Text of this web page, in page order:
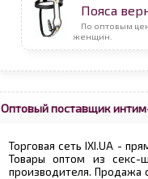
Пояса
По оптовым
женщин.
Оптовый поставщик
Торговая сеть IXI.UA -
Товары оптом из
производителя. Продажа